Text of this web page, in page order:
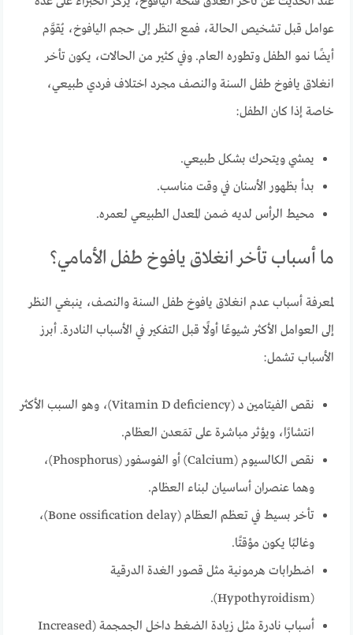
عوامل قبل تشخيص الحالة، فمع النظر إلى حجم اليافوخ، يُقوَّم
أيضًا نمو الطفل وتطوره العام. وفي كثير من الحالات، يكون تأخر
انغلاق يافوخ طفل السنة والنصف مجرد اختلاف فردي طبيعي،
خاصة إذا كان الطفل:
يمشي ويتحرك بشكل طبيعي.
بدأ بظهور الأسنان في وقت مناسب.
محيط الرأس لديه ضمن المعدل الطبيعي لعمره.
ما أسباب تأخر انغلاق يافوخ طفل الأمامي؟
لمعرفة أسباب عدم انغلاق يافوخ طفل السنة والنصف، ينبغي النظر
إلى العوامل الأكثر شيوعًا أولًا قبل التفكير في الأسباب النادرة. أبرز
الأسباب تشمل:
نقص الفيتامين د (Vitamin D deficiency)، وهو السبب الأكثر
انتشارًا، ويؤثر مباشرة على تمَعدن العظام.
نقص الكالسيوم (Calcium) أو الفوسفور (Phosphorus)،
وهما عنصران أساسيان لبناء العظام.
تأخر بسيط في تعظم العظام (Bone ossification delay)،
وغالبًا يكون مؤقتًا.
اضطرابات هرمونية مثل قصور الغدة الدرقية
(Hypothyroidism).
أسباب نادرة مثل زيادة الضغط داخل الجمجمة (Increased